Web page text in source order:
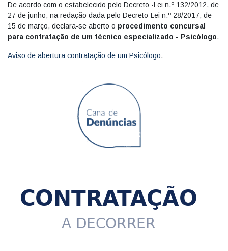
De acordo com o estabelecido pelo Decreto -Lei n.º 132/2012, de
27 de junho, na redação dada pelo Decreto-Lei n.º 28/2017, de
15 de março, declara-se aberto o procedimento concursal
para contratação de um técnico especializado - Psicólogo.
Aviso de abertura contratação de um Psicólogo.